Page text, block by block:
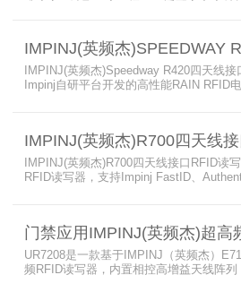
范围广，耐高低温、防尘防潮，有效降低
IMPINJ(英频杰)Speedway R420四天线
Impinj自研平台开发的高性能RAIN RFID
IMPINJ(英频杰)R700四天线
IMPINJ(英频杰)R700四天线接口RFID读
RFID读写器，支持Impinj FastID、
UR7208是一款基于IMPINJ（英频杰）
频RFID读写器，内置相控高增益天线阵